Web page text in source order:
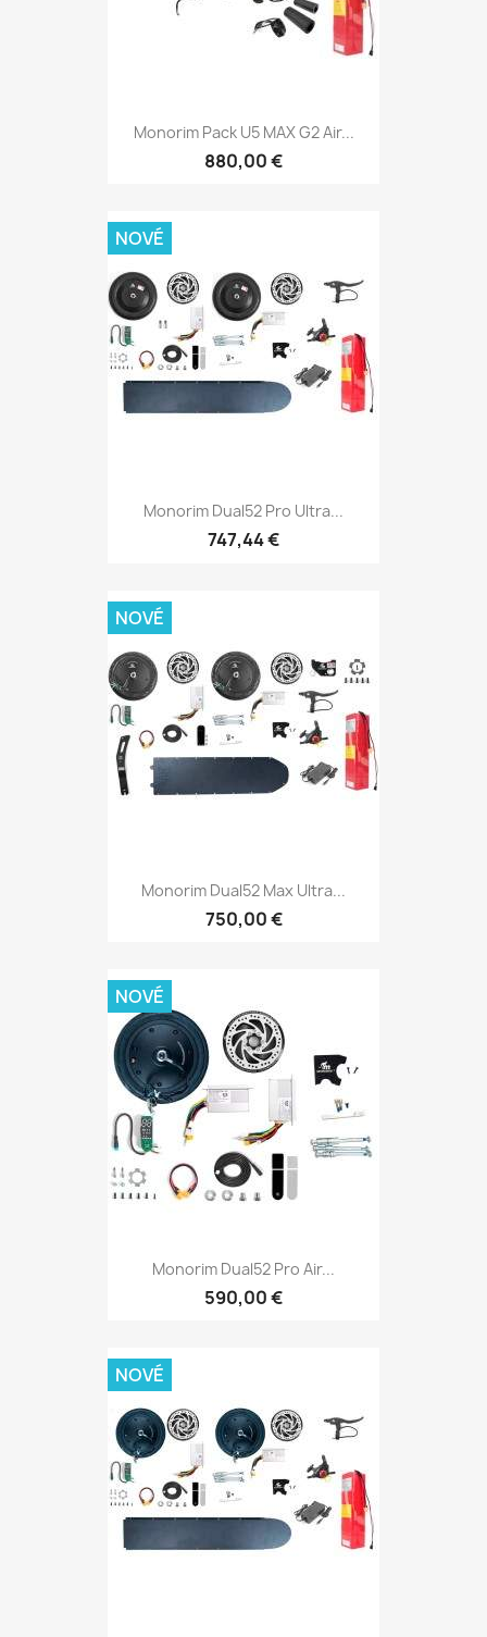
Monorim Pack U5 MAX G2 Air...
880,00 €
Monorim Dual52 Pro Ultra...
747,44 €
NOVÉ
Monorim Dual52 Max Ultra...
750,00 €
NOVÉ
Monorim Dual52 Pro Air...
590,00 €
NOVÉ
NOVÉ